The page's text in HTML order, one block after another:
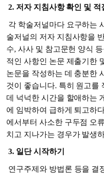
2. 저자 지침사항 확인 및 적
각 학술저널마다 요구하는
술저널의 저자 지침사항을
수, 사사 및 참고문헌 양식
적인 사항인 논문 제출기한
논문을 작성하는 데 충분한
것이 좋습니다. 특히 원고를
데 넉넉한 시간을 할애하는
에 임박하여 급하게 퇴고하
에서부터 사소한 구두점 오
치고 지나가는 경우가 발생
3. 일단 시작하기
연구주제와 방법론 등을 결